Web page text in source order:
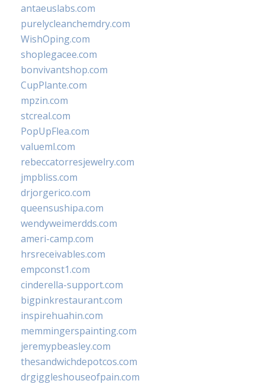
antaeuslabs.com
purelycleanchemdry.com
WishOping.com
shoplegacee.com
bonvivantshop.com
CupPlante.com
mpzin.com
stcreal.com
PopUpFlea.com
valueml.com
rebeccatorresjewelry.com
jmpbliss.com
drjorgerico.com
queensushipa.com
wendyweimerdds.com
ameri-camp.com
hrsreceivables.com
empconst1.com
cinderella-support.com
bigpinkrestaurant.com
inspirehuahin.com
memmingerspainting.com
jeremypbeasley.com
thesandwichdepotcos.com
drgiggleshouseofpain.com